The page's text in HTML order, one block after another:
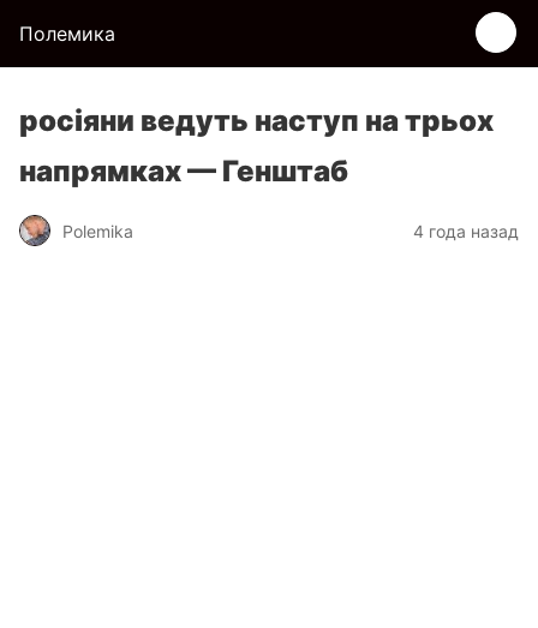
Полемика
росіяни ведуть наступ на трьох
напрямках — Генштаб
Polemika 4 года назад